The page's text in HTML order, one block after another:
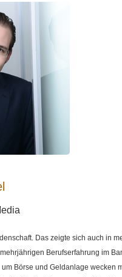
Das zeigte sich auch in
Berufserfahrung im
Börse und Geldanlage wecken